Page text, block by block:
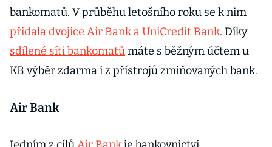
bankomatů. V průběhu letošního roku se k nim
přidala dvojice Air Bank a UniCredit Bank. Díky
sdílené síti bankomatůmáte s běžným účtem u
KB výběr zdarma i z přístrojů zmiňovaných bank.
Air Bank